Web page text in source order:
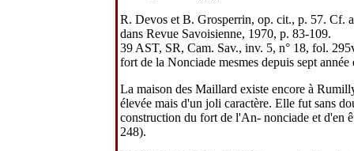
R. Devos et B. Grosperrin, op. cit., p. 57. Cf.
dans Revue Savoisienne, 1970, p. 83-109.
39 AST, SR, Cam. Sav., inv. 5, n° 18, fol.
fort de la Nonciade mesmes depuis sept
La maison des Maillard existe encore à
élevée mais d'un joli caractère. Elle fut sans
construction du fort de l'An- nonciade et
248).